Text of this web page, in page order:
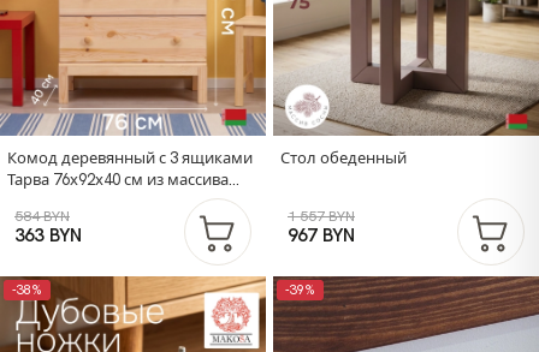
Комод деревянный с 3 ящиками
Тарва 76х92х40 см из массива
584 BYN
363 BYN
Стол обеденный
1 557 BYN
967 BYN
-38% -39%